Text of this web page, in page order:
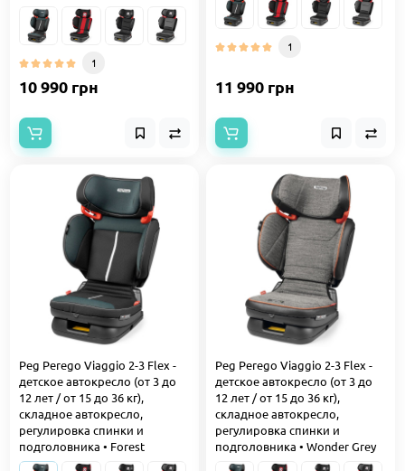
1
10 990 грн
1
11 990 грн
Peg Perego Viaggio 2-3 Flex -
детское автокресло (от 3 до
12 лет / от 15 до 36 кг),
складное автокресло,
регулировка спинки и
подголовника • Forest
Peg Perego Viaggio 2-3 Flex -
детское автокресло (от 3 до
12 лет / от 15 до 36 кг),
складное автокресло,
регулировка спинки и
подголовника • Wonder Grey